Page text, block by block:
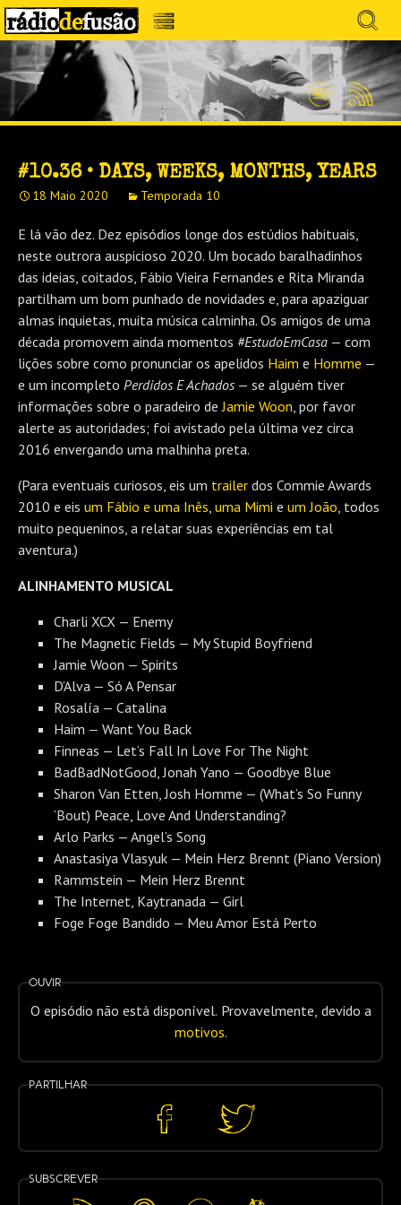
Avançar
para
o
conteúdo
Menu
Search
for:
RÁDIO DEFUSÃO
MÚSICA SEM PRECONCEITOS. CONVERSA
SEM PRETENSÕES.
SpotifyFeed
RSS
#10.36 • DAYS, WEEKS, MONTHS, YEARS
18 Maio 2020 Temporada 10
E lá vão dez. Dez episódios longe dos estúdios habituais,
neste outrora auspicioso 2020. Um bocado baralhadinhos
das ideias, coitados, Fábio Vieira Fernandes e Rita Miranda
partilham um bom punhado de novidades e, para apaziguar
almas inquietas, muita música calminha. Os amigos de uma
década promovem ainda momentos #EstudoEmCasa — com
lições sobre como pronunciar os apelidos Haim e Homme —
e um incompleto Perdidos E Achados — se alguém tiver
informações sobre o paradeiro deJamie Woon, por favor
alerte as autoridades; foi avistado pela última vez circa
2016 envergando uma malhinha preta.
(Para eventuais curiosos, eis um trailer dos Commie Awards
2010 e eis um Fábio e uma Inês, uma Mimi e um João, todos
muito pequeninos, a relatar suas experiências em tal
aventura.)
ALINHAMENTO MUSICAL
Charli XCX — Enemy
The Magnetic Fields — My Stupid Boyfriend
Jamie Woon — Spirits
D’Alva — Só A Pensar
Rosalía — Catalina
Haim — Want You Back
Finneas — Let’s Fall In Love For The Night
BadBadNotGood, Jonah Yano — Goodbye Blue
Sharon Van Etten, Josh Homme — (What’s So Funny
‘Bout) Peace, Love And Understanding?
Arlo Parks — Angel’s Song
Anastasiya Vlasyuk — Mein Herz Brennt (Piano Version)
Rammstein — Mein Herz Brennt
The Internet, Kaytranada — Girl
Foge Foge Bandido — Meu Amor Está Perto
Ouvir
O episódio não está disponível. Provavelmente, devido a
motivos.
Partilhar
Partilhar
no
Partilhar
no
Subscrever
Feed Apple Spotify Android